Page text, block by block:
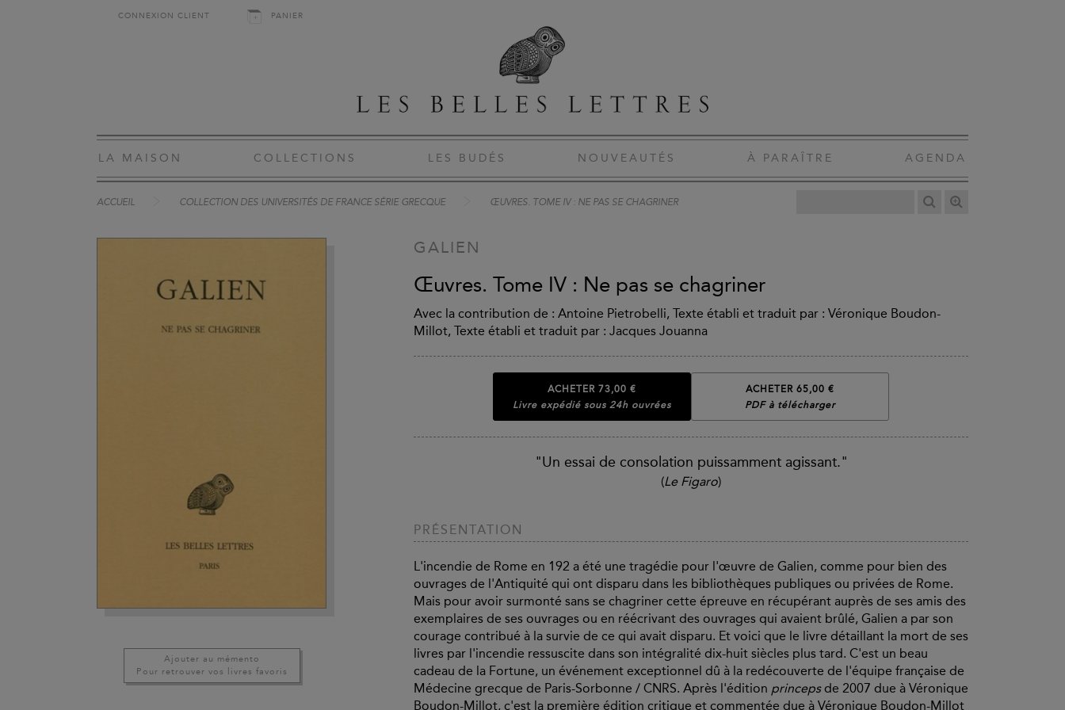
CONNEXION CLIENT PANIER
LA MAISON COLLECTIONS LES BUDÉS NOUVEAUTÉS À PARAÎTRE AGENDA
ACCUEIL COLLECTION DES UNIVERSITÉS DE FRANCE SÉRIE GRECQUE ŒUVRES. TOME IV : NE PAS SE CHAGRINER
Ajouter au mémento
Pour retrouver vos livres favoris
GALIEN
Œuvres. Tome IV : Ne pas se chagriner
Avec la contribution de : Antoine Pietrobelli, Texte établi et traduit par : Véronique Boudon-
Millot, Texte établi et traduit par : Jacques Jouanna
ACHETER 73,00 €
Livre expédié sous 24h ouvrées
ACHETER 65,00 €
PDF à télécharger
"Un essai de consolation puissamment agissant."
(Le Figaro)
PRÉSENTATION
L'incendie de Rome en 192 a été une tragédie pour l'œuvre de Galien, comme pour bien des
ouvrages de l'Antiquité qui ont disparu dans les bibliothèques publiques ou privées de Rome.
Mais pour avoir surmonté sans se chagriner cette épreuve en récupérant auprès de ses amis des
exemplaires de ses ouvrages ou en réécrivant des ouvrages qui avaient brûlé, Galien a par son
courage contribué à la survie de ce qui avait disparu. Et voici que le livre détaillant la mort de ses
livres par l'incendie ressuscite dans son intégralité dix-huit siècles plus tard. C'est un beau
cadeau de la Fortune, un événement exceptionnel dû à la redécouverte de l'équipe française de
Médecine grecque de Paris-Sorbonne / CNRS. Après l'édition princepsde 2007 due à Véronique
Boudon-Millot, c'est la première édition critique et commentée due à Véronique Boudon-Millot